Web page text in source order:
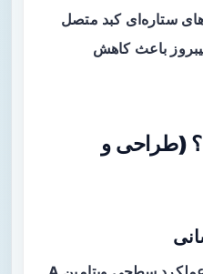
ستاره‌ای کبد متصل
باعث کاهش
(طراحی و